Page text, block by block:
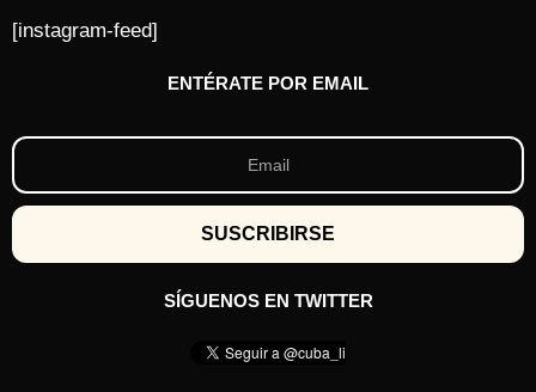
[instagram-feed]
ENTÉRATE POR EMAIL
SÍGUENOS EN TWITTER